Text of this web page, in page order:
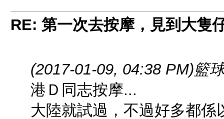
RE: 第一次去按摩，見到大隻
(2017-01-09, 04:38 PM)籃
港Ｄ同志按摩...
大陸就試過，不過好多都